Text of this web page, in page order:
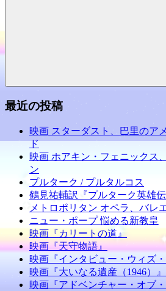
最近の投稿
映画 スターダスト、巴里のア
ド
映画 ホアキン・フェニックス
ン
プルターク / プルタルコス
鶴見祐輔訳『プルターク英雄伝
メトロポリタン オペラ、バレ
ニュー・ポープ 悩める新教皇
映画『カリートの道』
映画『天守物語』
映画『インタビュー・ウィズ・
映画『大いなる遺産（1946）』
映画『アドベンチャー・オブ